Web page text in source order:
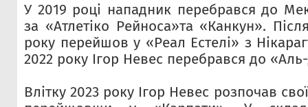
У 2019 році нападник перебрався до
за «Атлетіко Рейноса»та «Канкун».
року перейшов у «Реал Естелі» з
2022 року Ігор Невес перебрався до
Влітку 2023 року Ігор Невес розпочав